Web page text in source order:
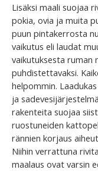
Lisäksi maali suojaa
pokia, ovia ja muita
puun pintakerrosta
vaikutus eli laudat
vaikutuksesta ruman
puhdistettavaksi.
helpommin.
ja
rakenteita suojaa
ruostuneiden
rännien korjaus
Niihin verrattuna
maalaus ovat varsin